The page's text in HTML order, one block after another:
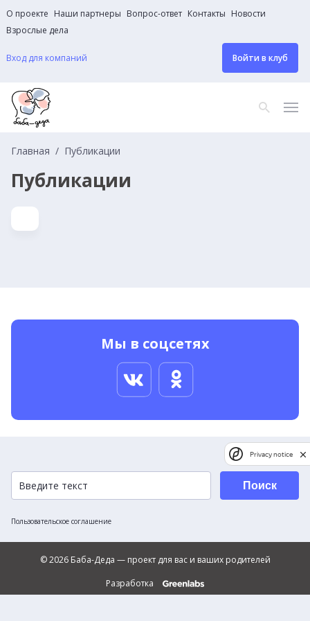
О проекте Наши партнеры Вопрос-ответ Контакты Новости
Взрослые дела
Вход для компаний Войти в клуб
Главная Публикации
Публикации
Мы в соцсетях
Пользовательское соглашение
Поиск
© 2026 Баба-Деда — проект для вас и ваших родителей
Разработка
Privacy notice